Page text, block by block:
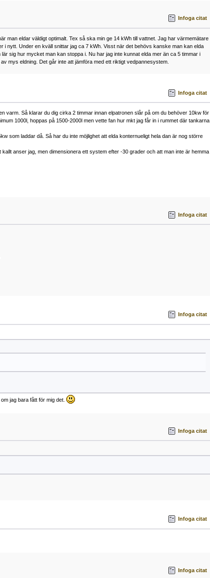
Infoga citat
man eldar väldigt optimalt. Tex så ska min ge 14 kWh till vattnet. Jag har värmemätare
nytt. Under en kväll snittar jag ca 7 kWh. Visst när det behövs kanske man kan elda
sig hur mycket man kan stoppa i. Nu har jag inte kunnat elda mer än ca 5 timmar i
mys eldning. Det går inte att jämföra med ett riktigt vedpannesystem.
Infoga citat
varm. Så klarar du dig cirka 2 timmar innan elpatronen slår på om du behöver 10kw för
1000l, hoppas på 1500-2000l men vette fan hur mkt jag får in i rummet där tankarna
som laddar då. Så har du inte möjlighet att elda konternueligt hela dan är nog större
anser jag, men dimensionera ett system efter -30 grader och att man inte är hemma
Infoga citat
Infoga citat
jag bara fått för mig det.
Infoga citat
Infoga citat
Infoga citat